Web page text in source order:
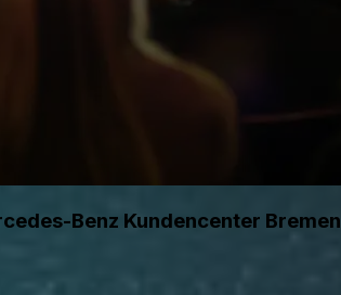
Benz Kundencenter Bremen